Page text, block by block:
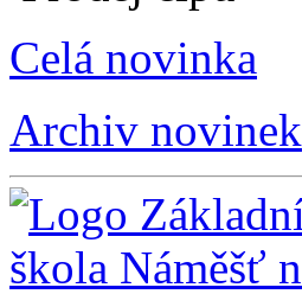
Celá novinka
Archiv novinek